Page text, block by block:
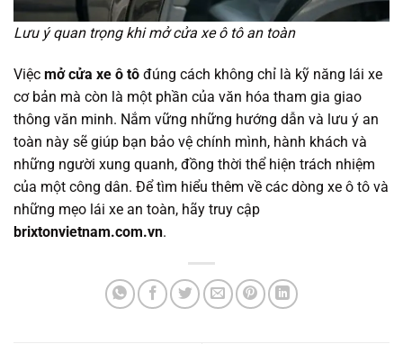
Lưu ý quan trọng khi mở cửa xe ô tô an toàn
Việc mở cửa xe ô tô đúng cách không chỉ là kỹ năng lái xe
cơ bản mà còn là một phần của văn hóa tham gia giao
thông văn minh. Nắm vững những hướng dẫn và lưu ý an
toàn này sẽ giúp bạn bảo vệ chính mình, hành khách và
những người xung quanh, đồng thời thể hiện trách nhiệm
của một công dân. Để tìm hiểu thêm về các dòng xe ô tô và
những mẹo lái xe an toàn, hãy truy cập
brixtonvietnam.com.vn.